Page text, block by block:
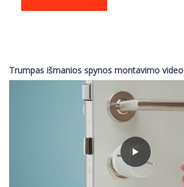
Trumpas išmanios spynos montavimo video